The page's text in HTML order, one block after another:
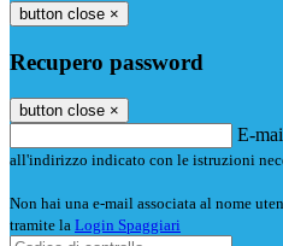
button close ×
Recupero password
button close ×
E-
all'indirizzo indicato con le istruzioni
Non hai una e-mail associata al nome
tramite la Login Spaggiari